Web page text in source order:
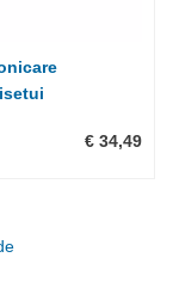
€ 34,49